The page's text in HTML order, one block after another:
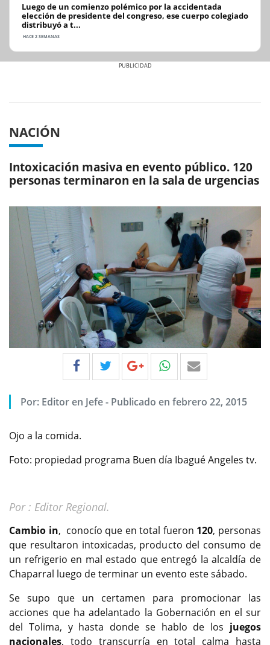
Luego de un comienzo polémico por la accidentada
elección de presidente del congreso, ese cuerpo colegiado
distribuyó a t...
HACE 2 SEMANAS
NACIÓN
Intoxicación masiva en evento público. 120
personas terminaron en la sala de urgencias
Por: Editor en Jefe- Publicado en febrero 22, 2015
Ojo a la comida.
Foto: propiedad programa Buen día Ibagué Angeles tv.
Por : Editor Regional.
Cambio in, conocío que en total fueron 120, personas
que resultaron intoxicadas, producto del consumo de
un refrigerio en mal estado que entregó la alcaldía de
Chaparral luego de terminar un evento este sábado.
Se supo que un certamen para promocionar las
acciones que ha adelantado la Gobernación en el sur
del Tolima, y hasta donde se hablo de los juegos
nacionales, todo transcurría en total calma hasta